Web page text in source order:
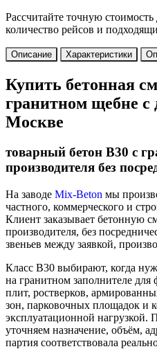
Рассчитайте точную
количество рейсов и
Описание Характеристики
Купить бетонная
гранитном щебне с
Москве
товарный бетон В30 с
производителя без
На заводе Mix-Beton мы
частного, коммерческого и
Клиент заказывает бетонную
производителя, без
звеньев между заявкой,
Класс В30 выбирают, когда
на гранитном заполнителе
плит, ростверков,
зон, парковочных площадок и
эксплуатационной нагрузкой.
уточняем назначение, объём,
партия соответствовала